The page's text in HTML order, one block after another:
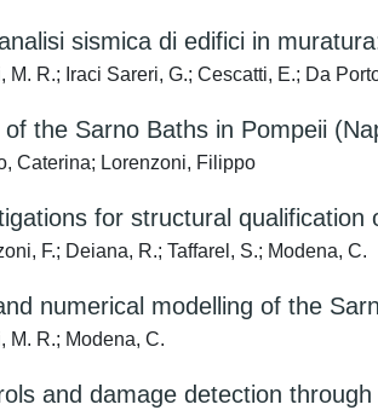
sismica di edifici in
M. R.; Iraci Sareri, G.; Cescatti, E.; Da
the Sarno Baths in Pompeii
Caterina; Lorenzoni, Filippo
for structural qualification
F.; Deiana, R.; Taffarel, S.; Modena, C.
numerical modelling of the
M. R.; Modena, C.
and damage detection